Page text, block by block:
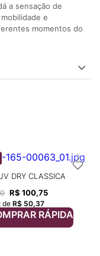
a sensação de
e
momentos do
DRY CLASSICA
R$ 100,75
deR$ 50,37
RÁPIDA